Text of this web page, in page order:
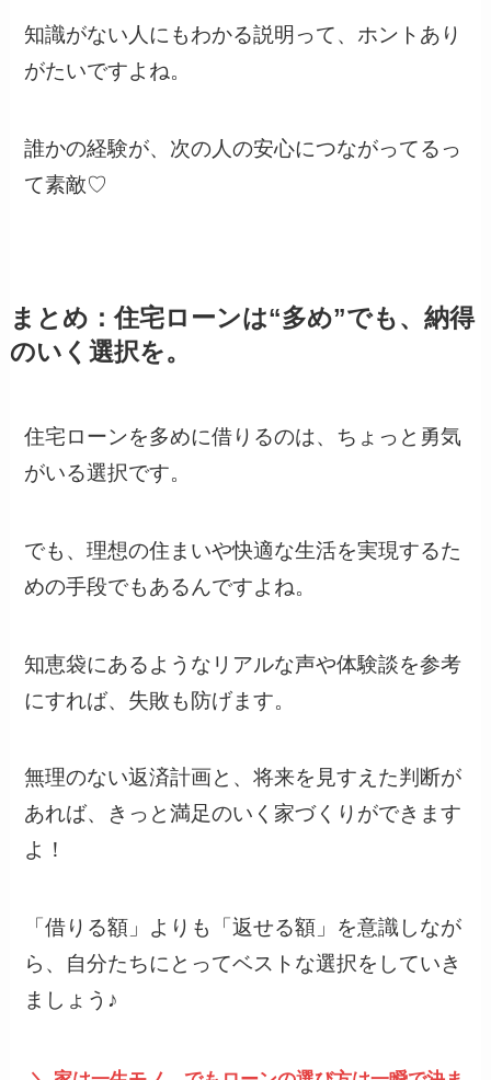
知識がない人にもわかる説明って、ホントあり
がたいですよね。
誰かの経験が、次の人の安心につながってるっ
て素敵♡
まとめ：住宅ローンは“多め”でも、納得
のいく選択を。
住宅ローンを多めに借りるのは、ちょっと勇気
がいる選択です。
でも、理想の住まいや快適な生活を実現するた
めの手段でもあるんですよね。
知恵袋にあるようなリアルな声や体験談を参考
にすれば、失敗も防げます。
無理のない返済計画と、将来を見すえた判断が
あれば、きっと満足のいく家づくりができます
よ！
「借りる額」よりも「返せる額」を意識しなが
ら、自分たちにとってベストな選択をしていき
ましょう♪